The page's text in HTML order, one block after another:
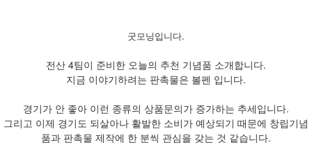
굿모닝입니다.
전산 4팀이 준비한 오늘의 추천 기념품 소개합니다.
지금 이야기하려는 판촉물은 볼펜 입니다.
경기가 안 좋아 이런 종류의 상품문의가 증가하는 추세입니다.
그리고 이제 경기도 되살아나 활발한 소비가 예상되기 때문에 창립기념
품과 판촉물 제작에 한 분씩 관심을 갖는 것 같습니다.